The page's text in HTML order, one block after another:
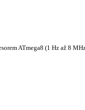
ATmega8 (1 Hz až 8